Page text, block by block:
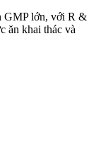
GMP lớn, với R &
ăn khai thác và